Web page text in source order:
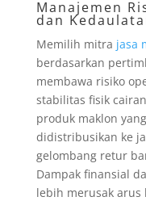
Manajemen
dan
Memilih mitra jasa
berdasarkan
membawa risiko
stabilitas fisik
produk maklon
didistribusikan ke
gelombang retur
Dampak finansial
lebih merusak arus